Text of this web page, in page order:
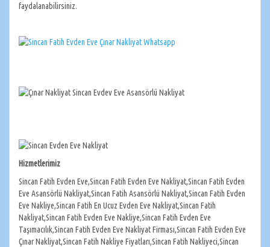
faydalanabilirsiniz.
Hizmetlerimiz
Sincan Fatih Evden Eve,Sincan Fatih Evden Eve Nakliyat,Sincan Fatih Evden
Eve Asansörlü Nakliyat,Sincan Fatih Asansörlü Nakliyat,Sincan Fatih Evden
Eve Nakliye,Sincan Fatih En Ucuz Evden Eve Nakliyat,Sincan Fatih
Nakliyat,Sincan Fatih Evden Eve Nakliye,Sincan Fatih Evden Eve
Taşımacılık,Sincan Fatih Evden Eve Nakliyat Firması,Sincan Fatih Evden Eve
Çınar Nakliyat,Sincan Fatih Nakliye Fiyatları,Sincan Fatih Nakliyeci,Sincan